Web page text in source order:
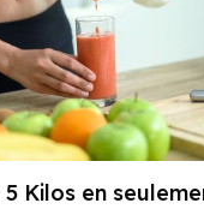
Kilos en